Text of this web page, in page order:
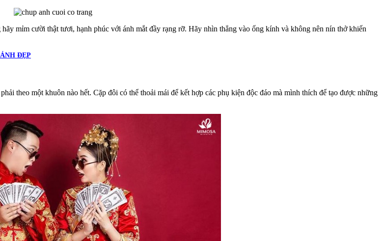
mỉm cười thật tươi, hạnh phúc với ánh mắt đầy rạng rỡ. Hãy nhìn thẳng vào ống kính và không nên nín thở khiến
ĐẸP
theo một khuôn nào hết. Cặp đôi có thể thoải mái để kết hợp các phụ kiện độc đáo mà mình thích để tạo được những